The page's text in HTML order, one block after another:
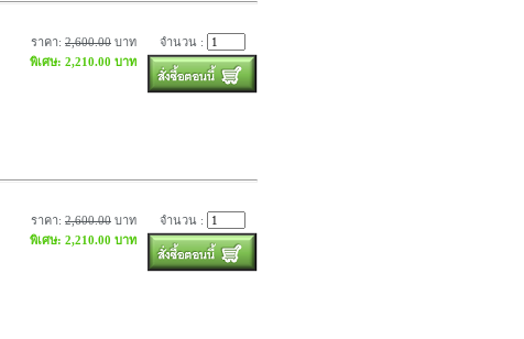
ราคา: 2,600.00 บาท
พิเศษ: 2,210.00 บาท
จำนวน :
ราคา: 2,600.00 บาท
พิเศษ: 2,210.00 บาท
จำนวน :